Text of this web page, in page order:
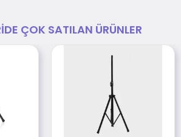
ÇOK SATILAN ÜRÜNLER